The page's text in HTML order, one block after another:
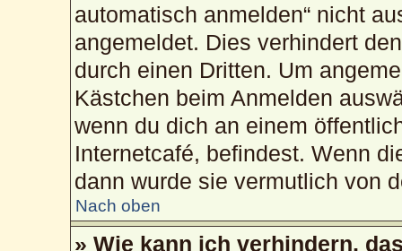
automatisch anmelden“ nicht
angemeldet. Dies verhindert
durch einen Dritten. Um
Kästchen beim Anmelden
wenn du dich an einem
Internetcafé, befindest. Wenn
dann wurde sie vermutlich von
Nach oben
» Wie kann ich verhindern,